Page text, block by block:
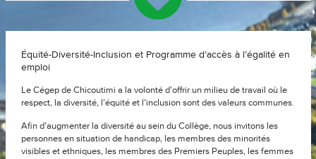
Équité-Diversité-Inclusion et Programme d’accès à l’égalité en
emploi
Le Cégep de Chicoutimi a la volonté d’offrir un milieu de travail où le
respect, la diversité, l’équité et l’inclusion sont des valeurs communes.
Afin d’augmenter la diversité au sein du Collège, nous invitons les
personnes en situation de handicap, les membres des minorités
visibles et ethniques, les membres des Premiers Peuples, les femmes